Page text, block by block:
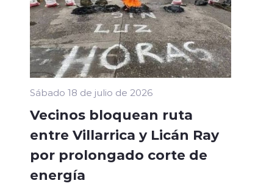
Sábado 18 de julio de 2026
Vecinos bloquean ruta
entre Villarrica y Licán Ray
por prolongado corte de
energía